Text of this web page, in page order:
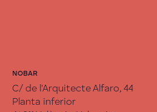
NOBAR
C/ de l'Arquitecte Alfaro, 44
Planta inferior